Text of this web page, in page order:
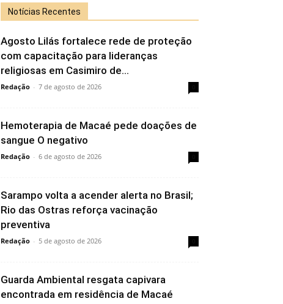
Notícias Recentes
Agosto Lilás fortalece rede de proteção
com capacitação para lideranças
religiosas em Casimiro de...
Redação - 7 de agosto de 2026
Hemoterapia de Macaé pede doações de
sangue O negativo
Redação - 6 de agosto de 2026
Sarampo volta a acender alerta no Brasil;
Rio das Ostras reforça vacinação
preventiva
Redação - 5 de agosto de 2026
Guarda Ambiental resgata capivara
encontrada em residência de Macaé